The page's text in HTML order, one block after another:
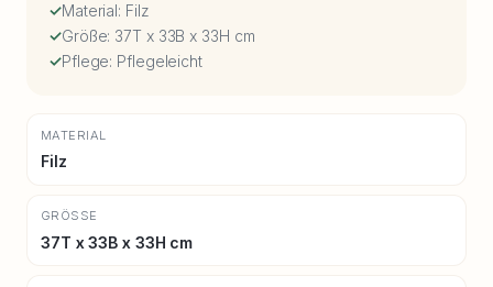
Material: Filz
Größe: 37T x 33B x 33H cm
Pflege: Pflegeleicht
MATERIAL
Filz
GRÖSSE
37T x 33B x 33H cm